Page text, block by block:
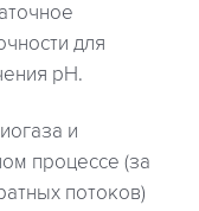
для
рН.
и
процессе (за
потоков)